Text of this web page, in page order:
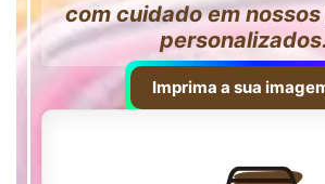
com cuidado em
personalizados.
Imprima a sua